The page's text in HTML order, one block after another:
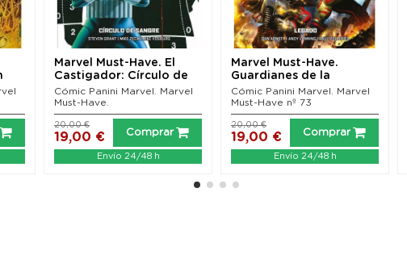
Marvel Must-Have. El
Castigador: Círculo de
sangre
Cómic Panini Marvel. Marvel
Must-Have.
19,00 €
20,00 €
Comprar
Envío 24/48 h
Marvel Must-Have.
Guardianes de la
Galaxia: Legado
Cómic Panini Marvel. Marvel
Must-Have nº 73
19,00 €
20,00 €
Comprar
Envío 24/48 h